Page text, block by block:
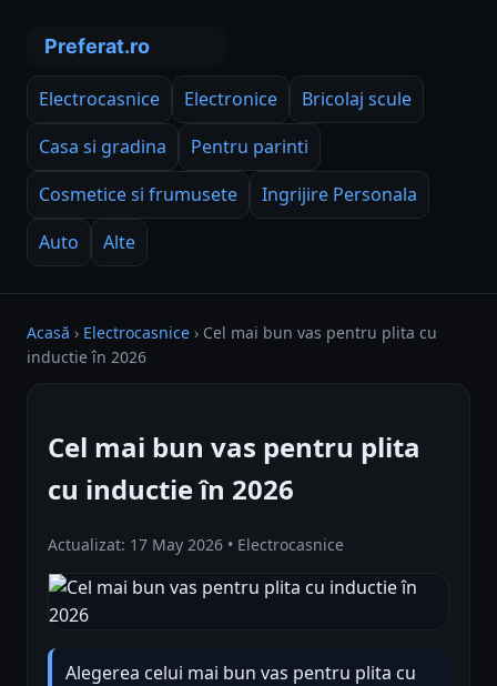
Electrocasnice Electronice
Bricolaj scule
Casa si gradina
Pentru parinti
Cosmetice si frumusete
Ingrijire Personala
Auto
Alte
Acasă › Electrocasnice › Cel mai bun vas pentru plita cu
inductie în 2026
Cel mai bun vas pentru plita
cu inductie în 2026
Actualizat: 17 May 2026 • Electrocasnice
Alegerea celui mai bun vas pentru plita cu